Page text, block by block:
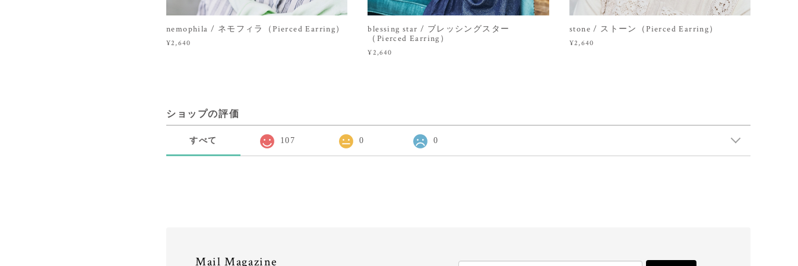
nemophila / ネモフィラ（Pierced Earring）
¥2,640
blessing star / ブレッシングスター
（Pierced Earring）
¥2,640
stone / ストーン（Pierced Earring）
¥2,640
ショップの評価
すべて 107 0 0
Mail Magazine